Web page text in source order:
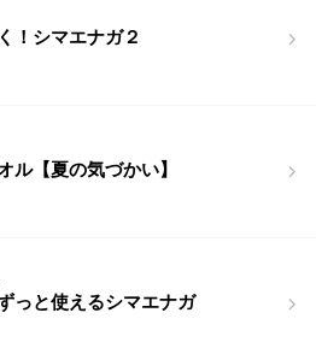
！シマエナガ２
ル【夏の気づかい】
っと使えるシマエナガ